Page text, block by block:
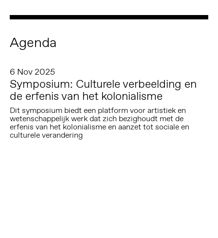
Agenda
6 Nov 2025
Symposium: Culturele verbeelding en
de erfenis van het kolonialisme
Dit symposium biedt een platform voor artistiek en
wetenschappelijk werk dat zich bezighoudt met de
erfenis van het kolonialisme en aanzet tot sociale en
culturele verandering